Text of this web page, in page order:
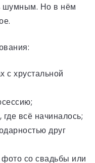
шумным. Но в нём
с хрустальной
где всё начиналось;
друг
со свадьбы или